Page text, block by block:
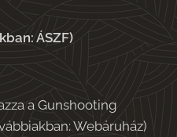
ÁSZF)
a Gunshooting
Webáruház)